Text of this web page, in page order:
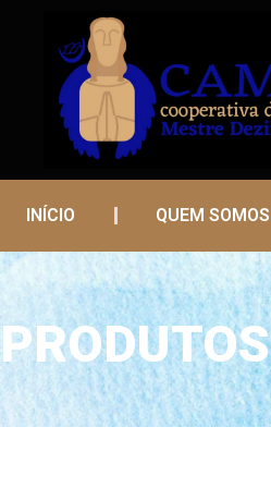
INÍCIO QUEM SOMOS
PRODUTOS